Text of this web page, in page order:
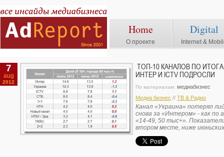
Home
О проекте
Digital
Internet &
7
aug
2012
ТОП-10 КАНАЛОВ ПО
ИНТЕР И ICTV ПОДРОСЛИ
По материалам: медиабизнес
Медиа бизнес // ТВ & Радио
Канал «Украина» потерял
снова за «Интером» - как по
«14-49, 50 тыс+».
втором месте, ниже